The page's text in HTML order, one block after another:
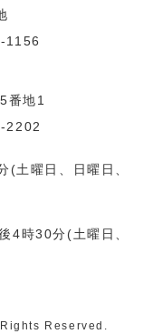
1156
番地1
2202
土曜日、日曜日、
4時30分(土曜日、
Reserved.